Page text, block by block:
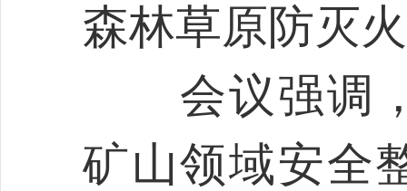
森林草原防灭
会议强调，
矿山领域安全